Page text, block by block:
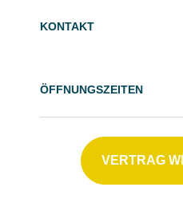
KONTAKT
ÖFFNUNGSZEITEN
VERTRAG